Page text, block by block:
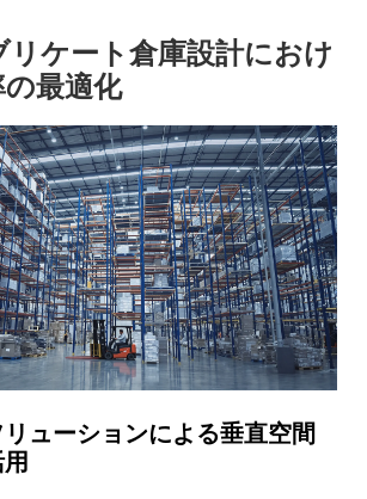
リケート倉庫設計におけ
最適化
ューションによる垂直空間